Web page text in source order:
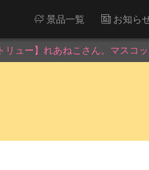
景品一覧 お知ら
リュー】れあねこさん。マスコ